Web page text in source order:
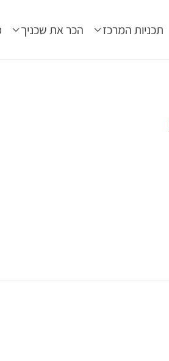
תכניות המרכז הכר את שכניך